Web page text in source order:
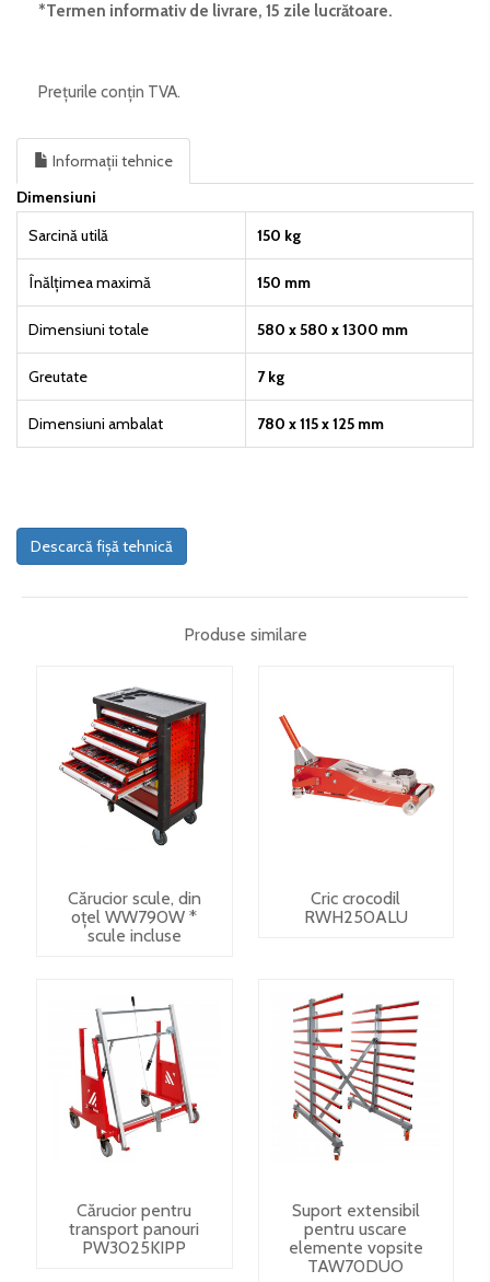
*Termen informativ de livrare, 15 zile lucrătoare.
Prețurile conțin TVA.
Informații tehnice
Dimensiuni
Sarcină utilă
150 kg
Înălțimea maximă 150 mm
Dimensiuni totale 580 x 580 x 1300 mm
Greutate 7 kg
Dimensiuni ambalat 780 x 115 x 125 mm
Descarcă fișă tehnică
Produse similare
Cărucior scule, din
oțel WW790W *
scule incluse
Cric crocodil
RWH250ALU
Cărucior pentru
transport panouri
PW3025KIPP
Suport extensibil
pentru uscare
elemente vopsite
TAW70DUO